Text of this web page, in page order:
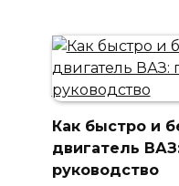
Как быстро и
двигатель
руководство